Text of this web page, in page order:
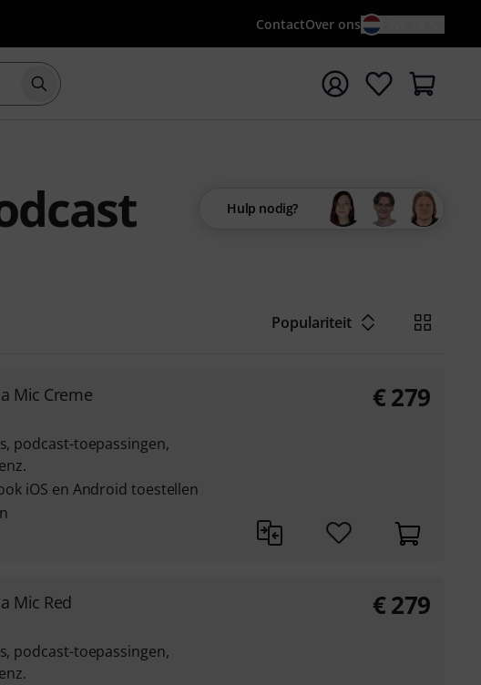
ContactOver ons
Zoek met zoekterm {searchTerm}
Hulp nodig?
Populariteit
Mic Creme
podcast-toepassingen,
iOS en Android toestellen
€279
Mic Red
podcast-toepassingen,
€279